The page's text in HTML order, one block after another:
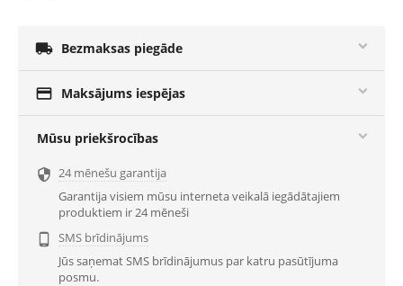
 Bezmaksas piegāde
 Maksājums iespējas
Mūsu priekšrocības
 24 mēnešu garantija
Garantija visiem mūsu interneta veikalā iegādātajiem
produktiem ir 24 mēneši

SMS brīdinājums
Jūs saņemat SMS brīdinājumus par katru pasūtījuma
posmu.